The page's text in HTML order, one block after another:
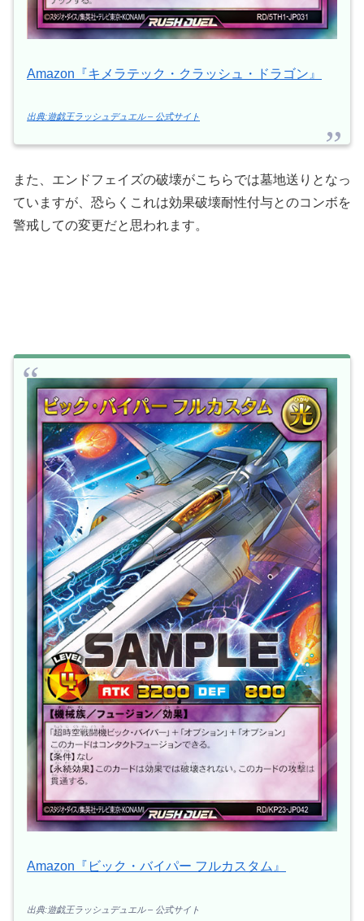
Amazon『キメラテック・クラッシュ・ドラゴン』
出典:遊戯王ラッシュデュエル – 公式サイト
また、エンドフェイズの破壊がこちらでは墓地送りとなっ
ていますが、恐らくこれは効果破壊耐性付与とのコンボを
警戒しての変更だと思われます。
Amazon『ビック・バイパー フルカスタム』
出典:遊戯王ラッシュデュエル – 公式サイト